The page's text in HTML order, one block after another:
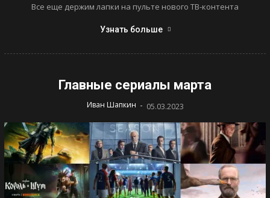
Все еще держим лапки на пульте нового ТВ-контента
Узнать больше
Главные сериалы марта
Иван Шапкин - 05.03.2023